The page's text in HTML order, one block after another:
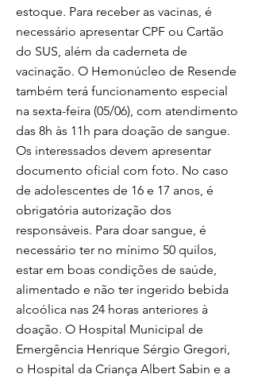
estoque. Para receber as vacinas, é
necessário apresentar CPF ou Cartão
do SUS, além da caderneta de
vacinação. O Hemonúcleo de Resende
também terá funcionamento especial
na sexta-feira (05/06), com atendimento
das 8h às 11h para doação de sangue.
Os interessados devem apresentar
documento oficial com foto. No caso
de adolescentes de 16 e 17 anos, é
obrigatória autorização dos
responsáveis. Para doar sangue, é
necessário ter no mínimo 50 quilos,
estar em boas condições de saúde,
alimentado e não ter ingerido bebida
alcoólica nas 24 horas anteriores à
doação. O Hospital Municipal de
Emergência Henrique Sérgio Gregori,
o Hospital da Criança Albert Sabin e a